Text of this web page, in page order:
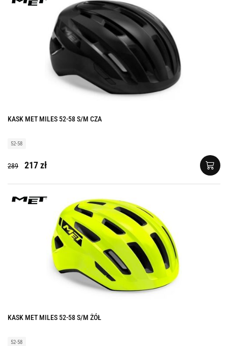
KASK MET MILES 52-58 S/M CZA
52-58
289 217 zł
KASK MET MILES 52-58 S/M ŻÓŁ
52-58